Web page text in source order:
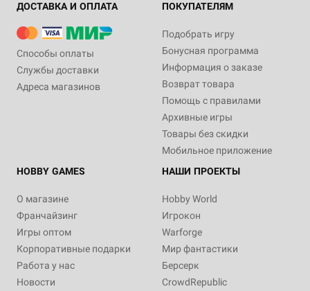
ДОСТАВКА И ОПЛАТА
Способы оплаты
Службы доставки
Адреса магазинов
ПОКУПАТЕЛЯМ
Подобрать игру
Бонусная программа
Информация о заказе
Возврат товара
Помощь с правилами
Архивные игры
Товары без скидки
Мобильное приложение
HOBBY GAMES
О магазине
Франчайзинг
Игры оптом
Корпоративные подарки
Работа у нас
Новости
НАШИ ПРОЕКТЫ
Hobby World
Игрокон
Warforge
Мир фантастики
Берсерк
CrowdRepublic